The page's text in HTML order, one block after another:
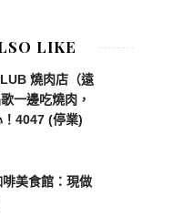
LIKE
燒肉店（遠
一邊吃燒肉，
4047 (停業)
啡美食館：現做